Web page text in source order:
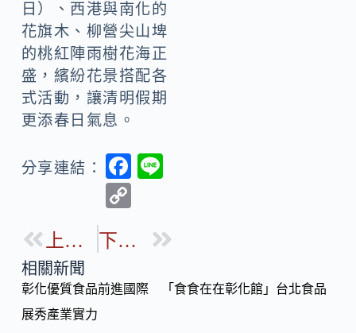
日）、西港與南化的
花旗木、柳營尖山埤
的桃紅陣雨樹花海正
盛，繽紛花景搭配各
式活動，讓清明假期
更添春日氣息。
分享連結：
F
b
o
p
Li
上一篇 下一篇
相關新聞
彰化優質食品前進國際 「食食在在彰化館」台北食品
展秀產業實力